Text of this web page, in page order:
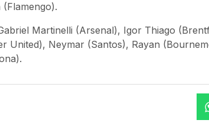
Martinelli (Arsenal), Igor Thiago
United), Neymar (Santos), Rayan